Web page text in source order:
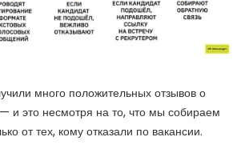
много положительных отзывов о
и это несмотря на то, что мы собираем
от тех, кому отказали по вакансии.